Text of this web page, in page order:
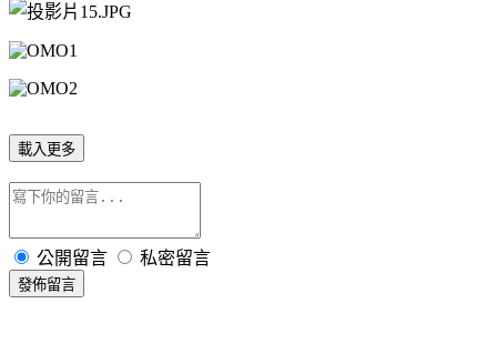
載入更多
公開留言 私密留言
發佈留言